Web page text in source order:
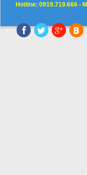
Hotline: 0919.719.666 - M